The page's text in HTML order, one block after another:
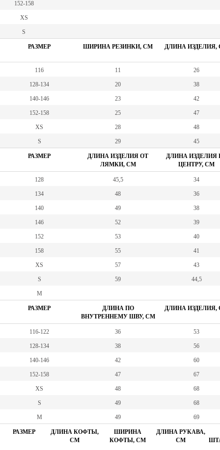
152-158
XS
S
РАЗМЕР ШИРИНА РЕЗИНКИ, СМ ДЛИНА ИЗДЕЛИЯ,
116 11 26
128-134 20 38
140-146 23 42
152-158 25 47
XS 28 48
S 29 45
РАЗМЕР
ДЛИНА ИЗДЕЛИЯ ОТ
ЛЯМКИ, СМ
ДЛИНА ИЗДЕЛИЯ
ЦЕНТРУ, СМ
128 45,5 34
134 48 36
140 49 38
146 52 39
152 53 40
158 55 41
XS 57 43
S 59 44,5
M
РАЗМЕР
ДЛИНА ПО
ВНУТРЕННЕМУ ШВУ, СМ
ДЛИНА ИЗДЕЛИЯ,
116-122 36 53
128-134 38 56
140-146 42 60
152-158 47 67
XS 48 68
S 49 68
M 49 69
РАЗМЕР
ДЛИНА КОФТЫ,
СМ
ШИРИНА
КОФТЫ, СМ
ДЛИНА РУКАВА,
СМ